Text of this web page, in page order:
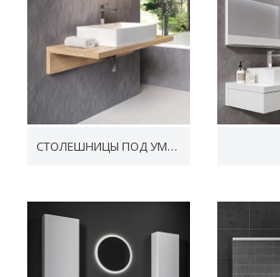
СТОЛЕШНИЦЫ ПОД УМЫВАЛЬНИКИ